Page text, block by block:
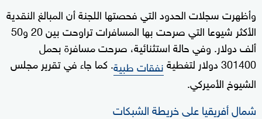
وأظهرت سجلات الحدود التي فحصتها اللجنة أن المبالغ النقدية
الأكثر شيوعا التي صرحت بها المسافرات تراوحت بين 20 و50
ألف دولار. وفي حالة استثنائية، صرحت مسافرة بحمل
301400 دولار لتغطية
نفقات طبية. كما جاء في تقرير مجلس
الشيوخ الأميركي.
شمال أفريقيا على خريطة الشبكات